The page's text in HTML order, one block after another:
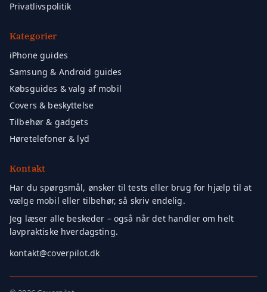
Privatlivspolitik
Kategorier
iPhone guides
Samsung & Android guides
Købsguides & valg af mobil
Covers & beskyttelse
Tilbehør & gadgets
Høretelefoner & lyd
Kontakt
Har du spørgsmål, ønsker til tests eller brug for hjælp til at
vælge mobil eller tilbehør, så skriv endelig.
Jeg læser alle beskeder – også når det handler om helt
lavpraktiske hverdagsting.
kontakt@coverpilot.dk